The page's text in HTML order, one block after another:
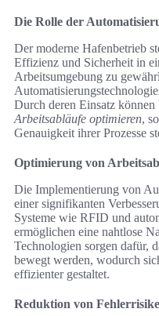
Die Rolle der
Der moderne Hafenbetrieb
Effizienz und Sicherheit in
Arbeitsumgebung zu
Durch deren Einsatz
Arbeitsabläufe optimieren,
Genauigkeit ihrer Prozesse
Optimierung von
Die Implementierung von
einer signifikanten
Systeme wie RFID und
ermöglichen eine nahtlose
Technologien sorgen dafür,
bewegt werden, wodurch
effizienter gestaltet.
Reduktion von